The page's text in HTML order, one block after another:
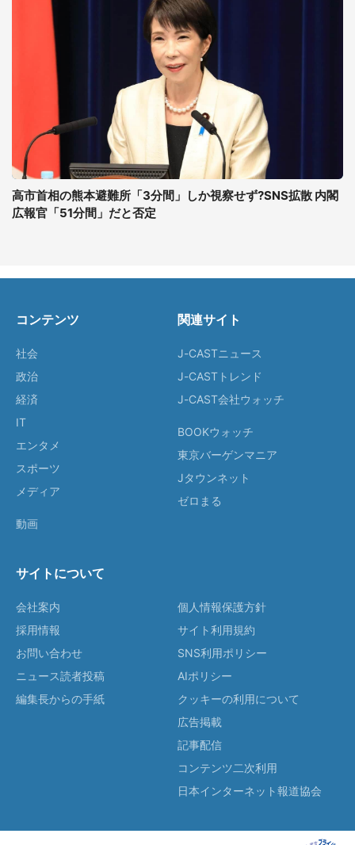
高市首相の熊本避難所「3分間」しか視察せず?SNS拡散 内閣
広報官「51分間」だと否定
コンテンツ
社会
政治
経済
IT
エンタメ
スポーツ
メディア
動画
関連サイト
J-CASTニュース
J-CASTトレンド
J-CAST会社ウォッチ
BOOKウォッチ
東京バーゲンマニア
Jタウンネット
ゼロまる
サイトについて
会社案内
採用情報
お問い合わせ
ニュース読者投稿
編集長からの手紙
個人情報保護方針
サイト利用規約
SNS利用ポリシー
AIポリシー
クッキーの利用について
広告掲載
記事配信
コンテンツ二次利用
日本インターネット報道協会